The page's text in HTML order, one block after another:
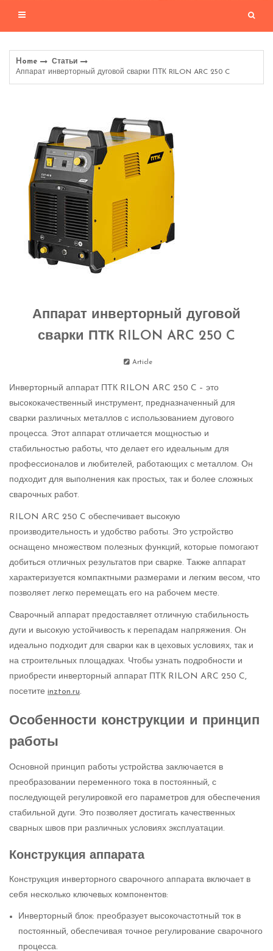
Home
Статьи
Аппарат инверторный дуговой сварки ПТК RILON ARC 250 C
Аппарат инверторный дуговой
сварки ПТК RILON ARC 250 C
Article
Инверторный аппарат ПТК RILON ARC 250 C – это
высококачественный инструмент, предназначенный для
сварки различных металлов с использованием дугового
процесса. Этот аппарат отличается мощностью и
стабильностью работы, что делает его идеальным для
профессионалов и любителей, работающих с металлом. Он
подходит для выполнения как простых, так и более сложных
сварочных работ.
RILON ARC 250 C обеспечивает высокую
производительность и удобство работы. Это устройство
оснащено множеством полезных функций, которые помогают
добиться отличных результатов при сварке. Также аппарат
характеризуется компактными размерами и легким весом, что
позволяет легко перемещать его на рабочем месте.
Сварочный аппарат предоставляет отличную стабильность
дуги и высокую устойчивость к перепадам напряжения. Он
идеально подходит для сварки как в цеховых условиях, так и
на строительных площадках. Чтобы узнать подробности и
приобрести инверторный аппарат ПТК RILON ARC 250 C,
посетите inzton.ru.
Особенности конструкции и принцип
работы
Основной принцип работы устройства заключается в
преобразовании переменного тока в постоянный, с
последующей регулировкой его параметров для обеспечения
стабильной дуги. Это позволяет достигать качественных
сварных швов при различных условиях эксплуатации.
Конструкция аппарата
Конструкция инверторного сварочного аппарата включает в
себя несколько ключевых компонентов:
Инверторный блок: преобразует высокочастотный ток в
постоянный, обеспечивая точное регулирование сварочного
процесса.